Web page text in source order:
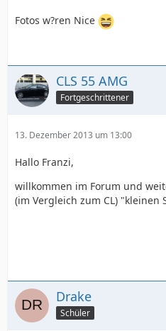
Fotos w?ren Nice
CLS 55 AMG
Fortgeschrittener
13. Dezember 2013 um 13:00
Hallo Franzi,
willkommen im Forum und
(im Vergleich zum CL) "kleinen
Drake
Schüler